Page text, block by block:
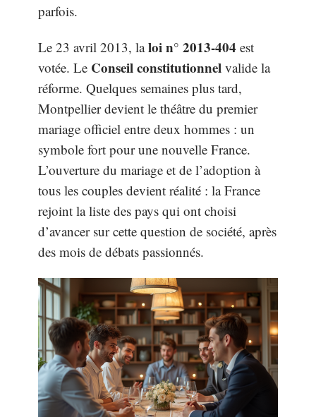
parfois.
Le 23 avril 2013, laloi n° 2013-404 est
votée. Le Conseil constitutionnel valide la
réforme. Quelques semaines plus tard,
Montpellier devient le théâtre du premier
mariage officiel entre deux hommes : un
symbole fort pour une nouvelle France.
L’ouverture du mariage et de l’adoption à
tous les couples devient réalité : la France
rejoint la liste des pays qui ont choisi
d’avancer sur cette question de société, après
des mois de débats passionnés.